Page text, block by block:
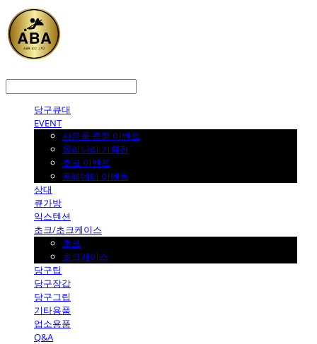
당구큐대
EVENT
사은품 증정 이벤트
몰리나리 기획전
초크 이벤트
프레데터 이벤트
상대
큐가방
익스텐션
초크/초크케이스
초크
초크케이스
당구팁
당구장갑
당구그립
기타용품
업소용품
Q&A